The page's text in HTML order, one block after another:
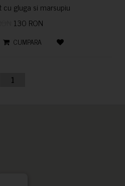
cu gluga si marsupiu
130 RON
CUMPARA
1